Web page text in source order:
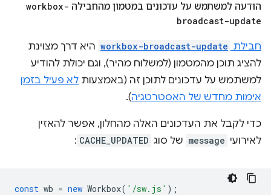
הודעה למשתמש על עדכונים במטמון מהחבילה workbox-
broadcast-update
חבילת workbox-broadcast-update היא דרך מצוינת
להציג תוכן מהמטמון (למשלוח מהיר), וגם יכולת להודיע
למשתמש על עדכונים לתוכן זה (באמצעות לא פעיל בזמן
אימות מחדש של האסטרטגיה).
כדי לקבל את העדכונים האלה מהחלון, אפשר להאזין
לאירועי message של סוג CACHE_UPDATED
:
const wb = new Workbox( '/sw.js' );